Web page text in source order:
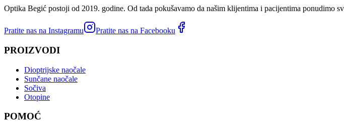
Optika Begić postoji od 2019. godine. Od tada pokušavamo da našim klijentima i pacijentima ponudimo
Pratite nas na Instagramu Pratite nas na Facebooku
PROIZVODI
Dioptrijske naočale
Sunčane naočale
Sočiva
Otopine
POMOĆ